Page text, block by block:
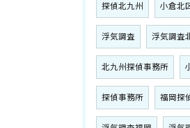
探偵北九州 小倉北
浮気調査 浮気調査
北九州探偵事務所
探偵事務所 福岡探